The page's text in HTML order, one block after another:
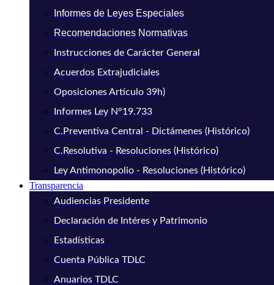
Informes de Leyes Especiales
Recomendaciones Normativas
Instrucciones de Carácter General
Acuerdos Extrajudiciales
Oposiciones Artículo 39h)
Informes Ley N°19.733
C.Preventiva Central - Dictámenes (Histórico)
C.Resolutiva - Resoluciones (Histórico)
Ley Antimonopolio - Resoluciones (Histórico)
Transparencia
Audiencias Presidente
Declaración de Intéres y Patrimonio
Estadísticas
Cuenta Pública TDLC
Anuarios TDLC